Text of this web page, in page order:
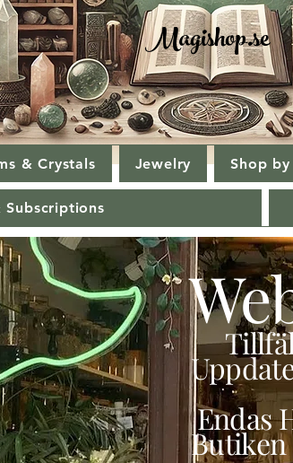
Magishop.se
& Crystals Jewelry Shop by
Subscriptions
Endas
Butiken